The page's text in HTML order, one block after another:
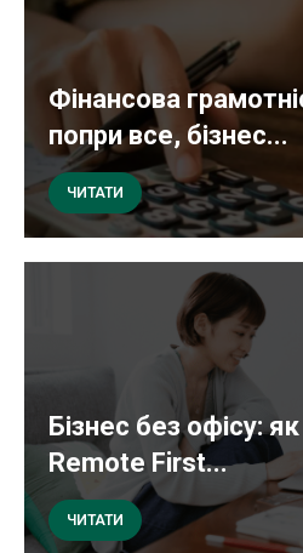
Фінансова
попри все, бізнес...
ЧИТАТИ
Бізнес без офісу:
Remote First...
ЧИТАТИ